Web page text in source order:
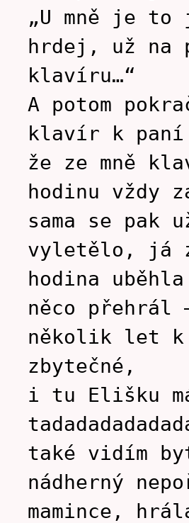
„U mně je to
hrdej, už na
klavíru…“
A potom
klavír k paní
že ze mně
hodinu vždy
sama se pak
vyletělo, já
hodina
něco přehrál
několik let k
zbytečné,
i tu Elišku
také vidím
nádherný
mamince,